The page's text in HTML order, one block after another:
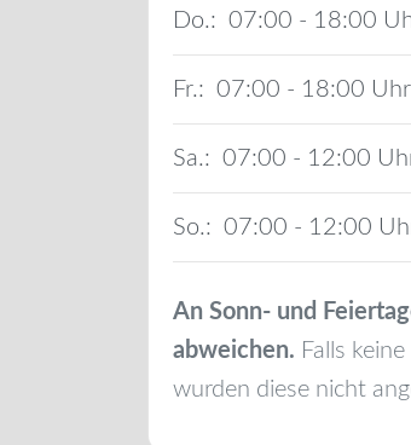
Do.: 07:00 - 18:00
Fr.: 07:00 - 18:00
Sa.: 07:00 - 12:00
So.: 07:00 - 12:00
An Sonn- und
abweichen. Falls
wurden diese nicht